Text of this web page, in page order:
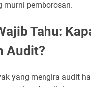
murni pemborosan.
Tahu:
Audit?
yang mengira audit